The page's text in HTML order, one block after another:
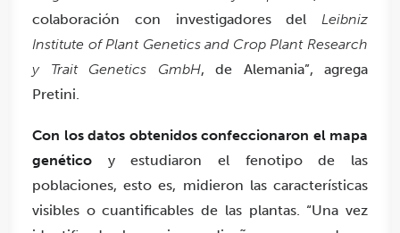
colaboración con investigadores del Leibniz
Institute of Plant Genetics and Crop Plant Research
y Trait Genetics GmbH, de Alemania”, agrega
Pretini.
Con los datos obtenidos confeccionaron el mapa
genético y estudiaron el fenotipo de las
poblaciones, esto es, midieron las características
visibles o cuantificables de las plantas. “Una vez